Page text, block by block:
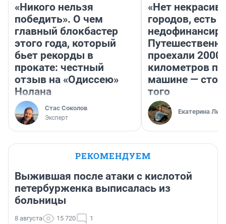
«Никого нельзя
победить». О чем
главный блокбастер
этого года, который
бьет рекорды в
прокате: честный
отзыв на «Одиссею»
Нолана
Стас Соколов
Эксперт
«Нет
городов, есть
проехали 2000
километров по
машине —
того
Екатерина
РЕКОМЕНДУЕМ
Выжившая после атаки с кислотой
петербурженка выписалась из
больницы
8 августа 15 720 1